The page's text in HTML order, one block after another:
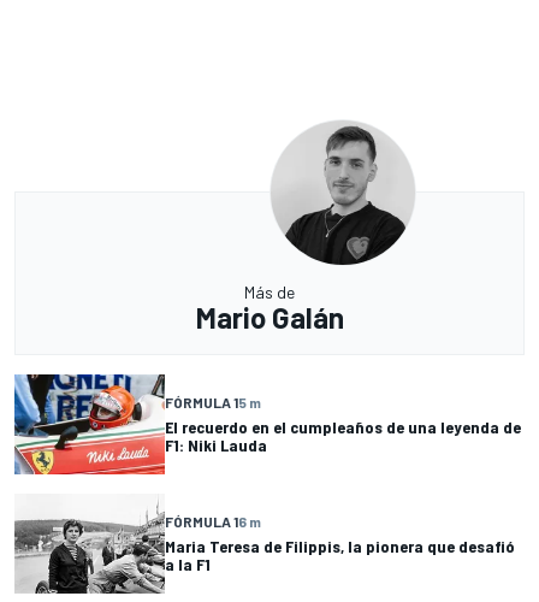
Más de
Mario Galán
FÓRMULA 15 m
El recuerdo en el cumpleaños de una leyenda de
F1: Niki Lauda
FÓRMULA 16 m
Maria Teresa de Filippis, la pionera que desafió
a la F1